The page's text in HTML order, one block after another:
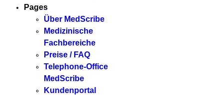
Pages
Über MedScribe
Medizinische
Fachbereiche
Preise / FAQ
Telephone-Office
MedScribe
Kundenportal